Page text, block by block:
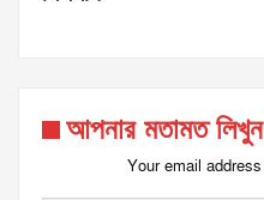
আপনার মতামত
Your email